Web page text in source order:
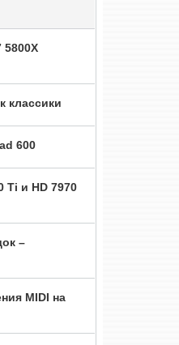
классики
600
Ti и HD 7970
–
MIDI на